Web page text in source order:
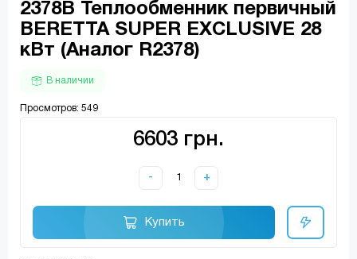
2378B Теплообменник первичный
BERETTA SUPER EXCLUSIVE 28
кВт (Аналог R2378)
В наличии
Просмотров: 549
6603 грн.
- +
Купить